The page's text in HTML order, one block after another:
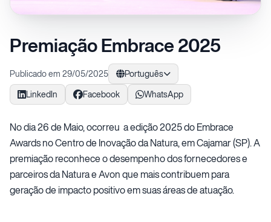
Premiação Embrace 2025
Publicado em 29/05/2025
Português
LinkedIn
Facebook WhatsApp
No dia 26 de Maio, ocorreu a edição 2025 do Embrace
Awards no Centro de Inovação da Natura, em Cajamar (SP). A
premiação reconhece o desempenho dos fornecedores e
parceiros da Natura e Avon que mais contribuem para
geração de impacto positivo em suas áreas de atuação.